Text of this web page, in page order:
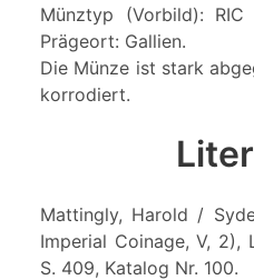
Münztyp (Vorbild):
Prägeort: Gallien.
Die Münze ist stark
korrodiert.
Mattingly, Harold /
Imperial Coinage, V, 2),
S. 409, Katalog Nr. 100.